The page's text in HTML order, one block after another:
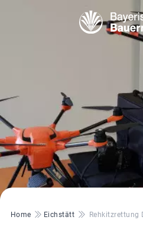
Pfadnavigation
Home Eichstätt Rehkitzrettung